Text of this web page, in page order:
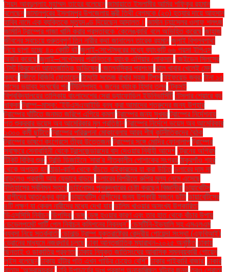
সৈয়দ আবদুল্লাহ মুহাম্মদ তাহের বলেছেন জামায়াতে ইসলামীর আমির শফিকুর রহমান
বলেছেন জামালপুরের ইসলামপুর উপজেলায় স্ত্রী তিথী বেগমকে (২৩) হত্যার দায়ে আহসান
হাবিব নামে এক ব্যক্তিকে মৃত্যুদণ্ড দিয়েছেন আদালত। জার্মান চ্যান্সেলর ওলাফ শলৎজ
জার্মানি ট্রাম্পের গাজা খালি করার প্রস্তাবকে 'কেলেঙ্কারি' বলে অভিহিত করেছে জাহাজ
জীবনের সবচেয়ে গুরুত্বপূর্ণ তিন নারীর কথা জানালেন তারেক রহমান জুলাই বিপ্লবগাথা
নিয়ে ছাপা হচ্ছে ৪০ কোটি বই জুলাই-সেপ্টেম্বরের মধ্যে ব্যাংকটি ৬৬ পয়সা ইপিএস
অর্জন করেছে জুলাই–সেপ্টেম্বর প্রান্তিকে ব্যাংক এশিয়ার লোকসান জেইডেন সিলসের
টেস্ট ক্রিকেটে আন্তর্জাতিক অভিষেক জেলেনস্কির প্রশংসা ঝাল খাবার খেলেই মেদ
কমবে টঙ্গীতে বিজিবি মোতায়েন টমেটো সতেজ রাখার সহজ টিপস টাইফয়েড জ্বর: টানা ১৫
মাসের ভয়াবহ সংঘর্ষের পর টিউলিপসহ ৭ জনের ব্যাংক হিসাব তলব টেকসই
বিশ্ববিদ্যালয়ের তালিকায় বাংলাদেশের সেরা ড্যাফোডিল ইউনিভার্সিটি টেসলার শেয়ারে বড়
ধাক্কা ট্রাম্প–মাস্ক: ‘ইউএসএআইডি বন্ধ করা আমাদের শত্রুদের জন্য উপহার
ট্রাম্পের ঘাঁটিতে জনমত জরিপে এগিয়ে কমলা ট্রাম্পের জন্য সুখবর ট্রাম্পের নির্দেশনায়
গত শুক্রবার ভয়েস অব আমেরিকার মূল প্রতিষ্ঠান ট্রাম্পের নির্দেশে ভয়েস অব আমেরিকার
১৩০০ কর্মী ছুটিতে ট্রাম্পের পরিকল্পনা মোকাবেলায় আরব শীর্ষ কূটনীতিকদের বৈঠক
ট্রাম্পের ভাষণে কংগ্রেসে তীব্র উত্তেজনা ট্রাম্পের সঙ্গে মোদির ফোনালাপ ট্রাম্পের
স্বাক্ষরে সেনাবাহিনী থেকে ট্রান্সজেন্ডারদের বাদ দেওয়ার নির্বাহী আদেশ ট্রেনের অগ্রিম
টিকিট বিক্রি শুরু ট্রেন্ডি ডিজাইনে 'সারা'র শীতকালীন পোশাকের সংগ্রহ ঠাকুরগাঁও শহর
থেকে অপহৃত হন ঠান্ডা-কাশি থেকে বাঁচতে বাইকারদের যা করা উচিত ডলারের দাম না
বাড়লেও প্রবাসী আয় যেভাবে বাড়ছে ডলারের বিপরীতে রুপির মূল্য নেমে এসেছে
ইতিহাসের সর্বনিম্ন স্তরে ডাইনোসর পুনরুদ্ধারের চেষ্টা করছেন বিজ্ঞানীরা ডায়াবেটিস
রোগীদের আতঙ্কের কারণ ডায়াবেটিস রোগীদের জন্য উপকারী সজনে ডাঁটা ডায়াবেটিসের
৪টি লক্ষণ যা কেবল নারীদের মধ্যে দেখা যায় ডালিম খাওয়ার অসংখ্য উপকারিতা
ডিএসসিসি নির্বাচন ডিপসিক ডেঙ্গু ডেঙ্গু হওয়ার কারণ এবং তার হাত থেকে বাঁচার উপায়
ডেভেলপমেন্ট পার্টি পেল নির্বাচন কমিশনের নিবন্ধন" ডেসটিনি-ইভ্যালি সহ এমএলএম
ব্যবসা নিয়ে সতর্কবার্তা ডোনাল্ড ট্রাম্প যুক্তরাষ্ট্রের কেন্দ্রীয় গোয়েন্দা সংস্থা (এফবিআই)
ড্রোনের মাধ্যমে নজরদারি চলছে ঢাকা আন্তর্জাতিক ম্যারাথন-২০২৫ অনুষ্ঠিত ঢাকায়
ছিনতাই ও ডাকাতির প্রবণতা ঢাকায় নিযুক্ত জাতিসংঘের আবাসিক সমন্বয়কারী গোয়েন
লুইস বলেছেন ঢাকায় হাঁটার গতি এখন গাড়ির চেয়েও বেশি'' ঢাকার পাইকারি বাজার' ঢাকার
বাতাস ‘অস্বাস্থ্যকর’ ঢাবি উপাচার্যের দুঃখ প্রকাশ অনাকাঙ্ক্ষিত ঘটনার জন্য তবুও শ্রোতা